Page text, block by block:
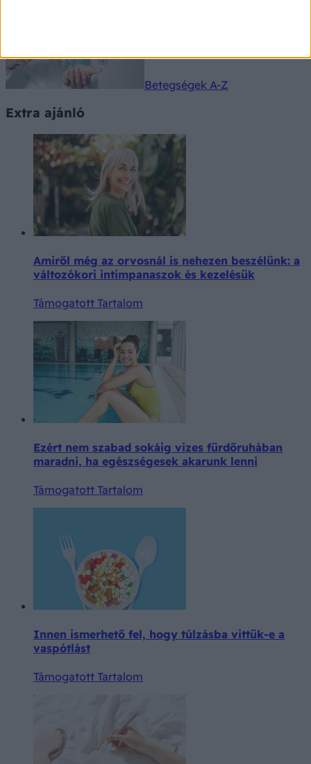
Betegségek A-Z
Extra ajánló
Amiről még az orvosnál is nehezen beszélünk: a
változókori intimpanaszok és kezelésük
Támogatott Tartalom
Ezért nem szabad sokáig vizes fürdőruhában
maradni, ha egészségesek akarunk lenni
Támogatott Tartalom
Innen ismerhető fel, hogy túlzásba vittük-e a
vaspótlást
Támogatott Tartalom